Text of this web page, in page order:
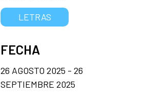
LETRAS
FECHA
26 AGOSTO 2025 - 26
SEPTIEMBRE 2025